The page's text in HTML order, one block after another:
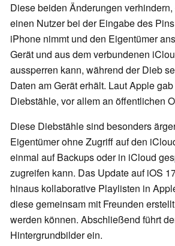
Diese beiden Änderungen
einen Nutzer bei der Eingabe des
iPhone nimmt und den Eigentümer
Gerät und aus dem verbundenen
aussperren kann, während der Dieb
Daten am Gerät erhält. Laut Apple
Diebstähle, vor allem an öffentlichen
Diese Diebstähle sind besonders
Eigentümer ohne Zugriff auf den
einmal auf Backups oder in iCloud
zugreifen kann. Das Update auf iOS
hinaus kollaborative Playlisten in
diese gemeinsam mit Freunden
werden können. Abschließend führt
Hintergrundbilder ein.